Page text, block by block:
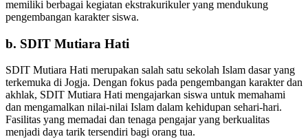
memiliki berbagai kegiatan ekstrakurikuler yang mendukung
pengembangan karakter siswa.
b. SDIT Mutiara Hati
SDIT Mutiara Hati merupakan salah satu sekolah Islam dasar yang
terkemuka di Jogja. Dengan fokus pada pengembangan karakter dan
akhlak, SDIT Mutiara Hati mengajarkan siswa untuk memahami
dan mengamalkan nilai-nilai Islam dalam kehidupan sehari-hari.
Fasilitas yang memadai dan tenaga pengajar yang berkualitas
menjadi daya tarik tersendiri bagi orang tua.